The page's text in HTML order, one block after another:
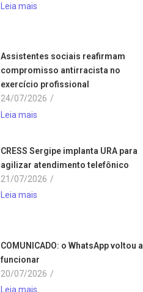
Leia mais
Assistentes sociais reafirmam
compromisso antirracista no
exercício profissional
24/07/2026 /
Leia mais
CRESS Sergipe implanta URA para
agilizar atendimento telefônico
21/07/2026 /
Leia mais
COMUNICADO: o WhatsApp voltou a
funcionar
20/07/2026 /
Leia mais